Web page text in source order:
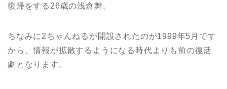
復帰をする26歳の浅倉舞。
ちなみに2ちゃんねるが開設されたのが1999年5月です
から、情報が拡散するようになる時代よりも前の復活
劇となります。